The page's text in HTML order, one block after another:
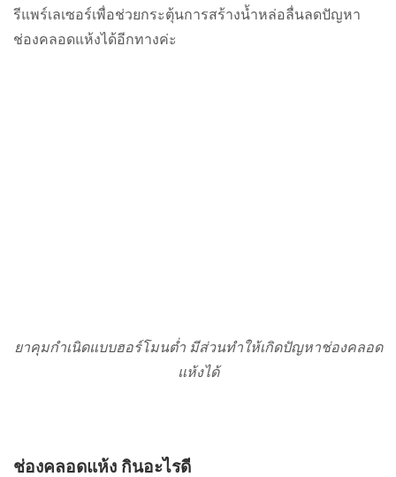
รีแพร์เลเซอร์เพื่อช่วยกระตุ้นการสร้างน้ำหล่อลื่นลดปัญหา
ช่องคลอดแห้งได้อีกทางค่ะ
ยาคุมกำเนิดแบบฮอร์โมนต่ำ มีส่วนทำให้เกิดปัญหาช่องคลอด
แห้งได้
ช่องคลอดแห้ง กินอะไรดี